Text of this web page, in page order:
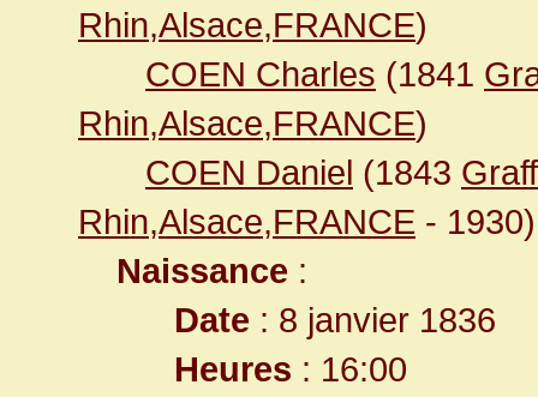
Rhin,Alsace,FRANCE)
COEN Charles (1841
Rhin,Alsace,FRANCE)
COEN Daniel (1843
Rhin,Alsace,FRANCE - 1930)
Naissance :
Date : 8 janvier 1836
Heures : 16:00